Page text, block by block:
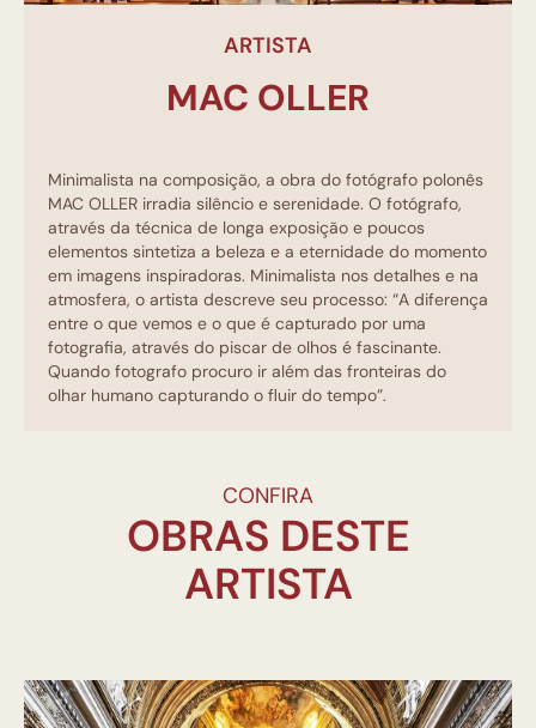
ARTISTA
MAC OLLER
Minimalista na composição, a obra do fotógrafo polonês
MAC OLLER irradia silêncio e serenidade. O fotógrafo,
através da técnica de longa exposição e poucos
elementos sintetiza a beleza e a eternidade do momento
em imagens inspiradoras. Minimalista nos detalhes e na
atmosfera, o artista descreve seu processo: “A diferença
entre o que vemos e o que é capturado por uma
fotografia, através do piscar de olhos é fascinante.
Quando fotografo procuro ir além das fronteiras do
olhar humano capturando o fluir do tempo”.
CONFIRA
OBRAS DESTE
ARTISTA